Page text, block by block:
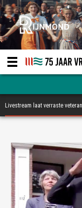
Livestream laat verraste